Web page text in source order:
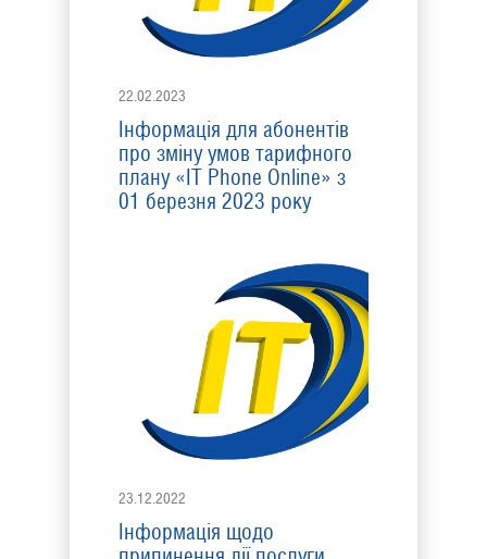
22.02.2023
Інформація для абонентів
про зміну умов тарифного
плану «IT Phone Online» з
01 березня 2023 року
23.12.2022
Інформація щодо